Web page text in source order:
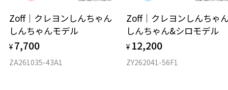
Zoff｜クレヨンしんちゃん
しんちゃんモデル
¥ 7,700
ZA261035-43A1
Zoff｜クレヨンしんち
しんちゃん&シロモデル
¥ 12,200
ZY262041-56F1